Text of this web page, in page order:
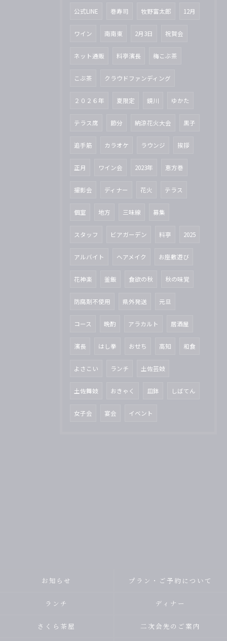
公式LINE 巻寿司 牧野富太郎 12月
ワイン 南南東 2月3日 祝賀会
ネット通販 料亭濱長 梅こぶ茶
こぶ茶 クラウドファンディング
２０２６年 夏限定 鏡川 ゆかた
テラス席 節分 納涼花火大会 黒子
追手筋 カラオケ ラウンジ 挨拶
正月 ワイン会 2023年 恵方巻
撮影会 ディナー 花火 テラス
個室 地方 三味線 募集
スタッフ ビアガーデン 料亭 2025
アルバイト ヘアメイク お座敷遊び
花神楽 釜飯 食欲の秋 秋の味覚
防腐剤不使用 県外発送 元旦
コース 晩酌 アラカルト 居酒屋
濱長 はし拳 おせち 高知 和食
よさこい ランチ 土佐芸妓
土佐舞妓 おきゃく 皿鉢 しばてん
女子会 宴会 イベント
お知らせ プラン・ご予約について
ランチ ディナー
さくら茶屋 二次会先のご案内